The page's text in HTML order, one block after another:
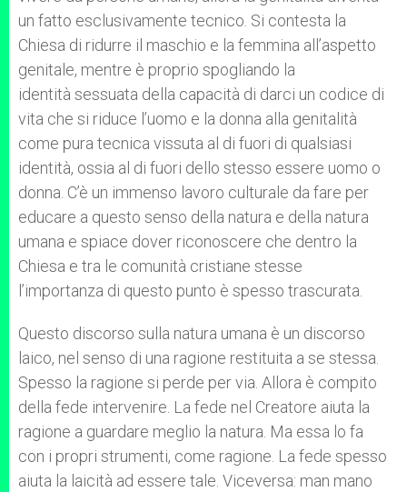
un fatto esclusivamente tecnico. Si contesta la
Chiesa di ridurre il maschio e la femmina all’aspetto
genitale, mentre è proprio spogliando la
identità sessuata della capacità di darci un codice di
vita che si riduce l’uomo e la donna alla genitalità
come pura tecnica vissuta al di fuori di qualsiasi
identità, ossia al di fuori dello stesso essere uomo o
donna. C’è un immenso lavoro culturale da fare per
educare a questo senso della natura e della natura
umana e spiace dover riconoscere che dentro la
Chiesa e tra le comunità cristiane stesse
l’importanza di questo punto è spesso trascurata.
Questo discorso sulla natura umana è un discorso
laico, nel senso di una ragione restituita a se stessa.
Spesso la ragione si perde per via. Allora è compito
della fede intervenire. La fede nel Creatore aiuta la
ragione a guardare meglio la natura. Ma essa lo fa
con i propri strumenti, come ragione. La fede spesso
aiuta la laicità ad essere tale. Viceversa: man mano